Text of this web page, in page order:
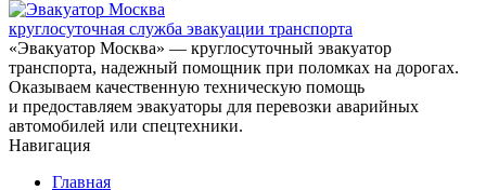
круглосуточная служба эвакуации транспорта
«Эвакуатор Москва» — круглосуточный эвакуатор
транспорта, надежный помощник при поломках на дорогах.
Оказываем качественную техническую помощь
и предоставляем эвакуаторы для перевозки аварийных
автомобилей или спецтехники.
Навигация
Главная